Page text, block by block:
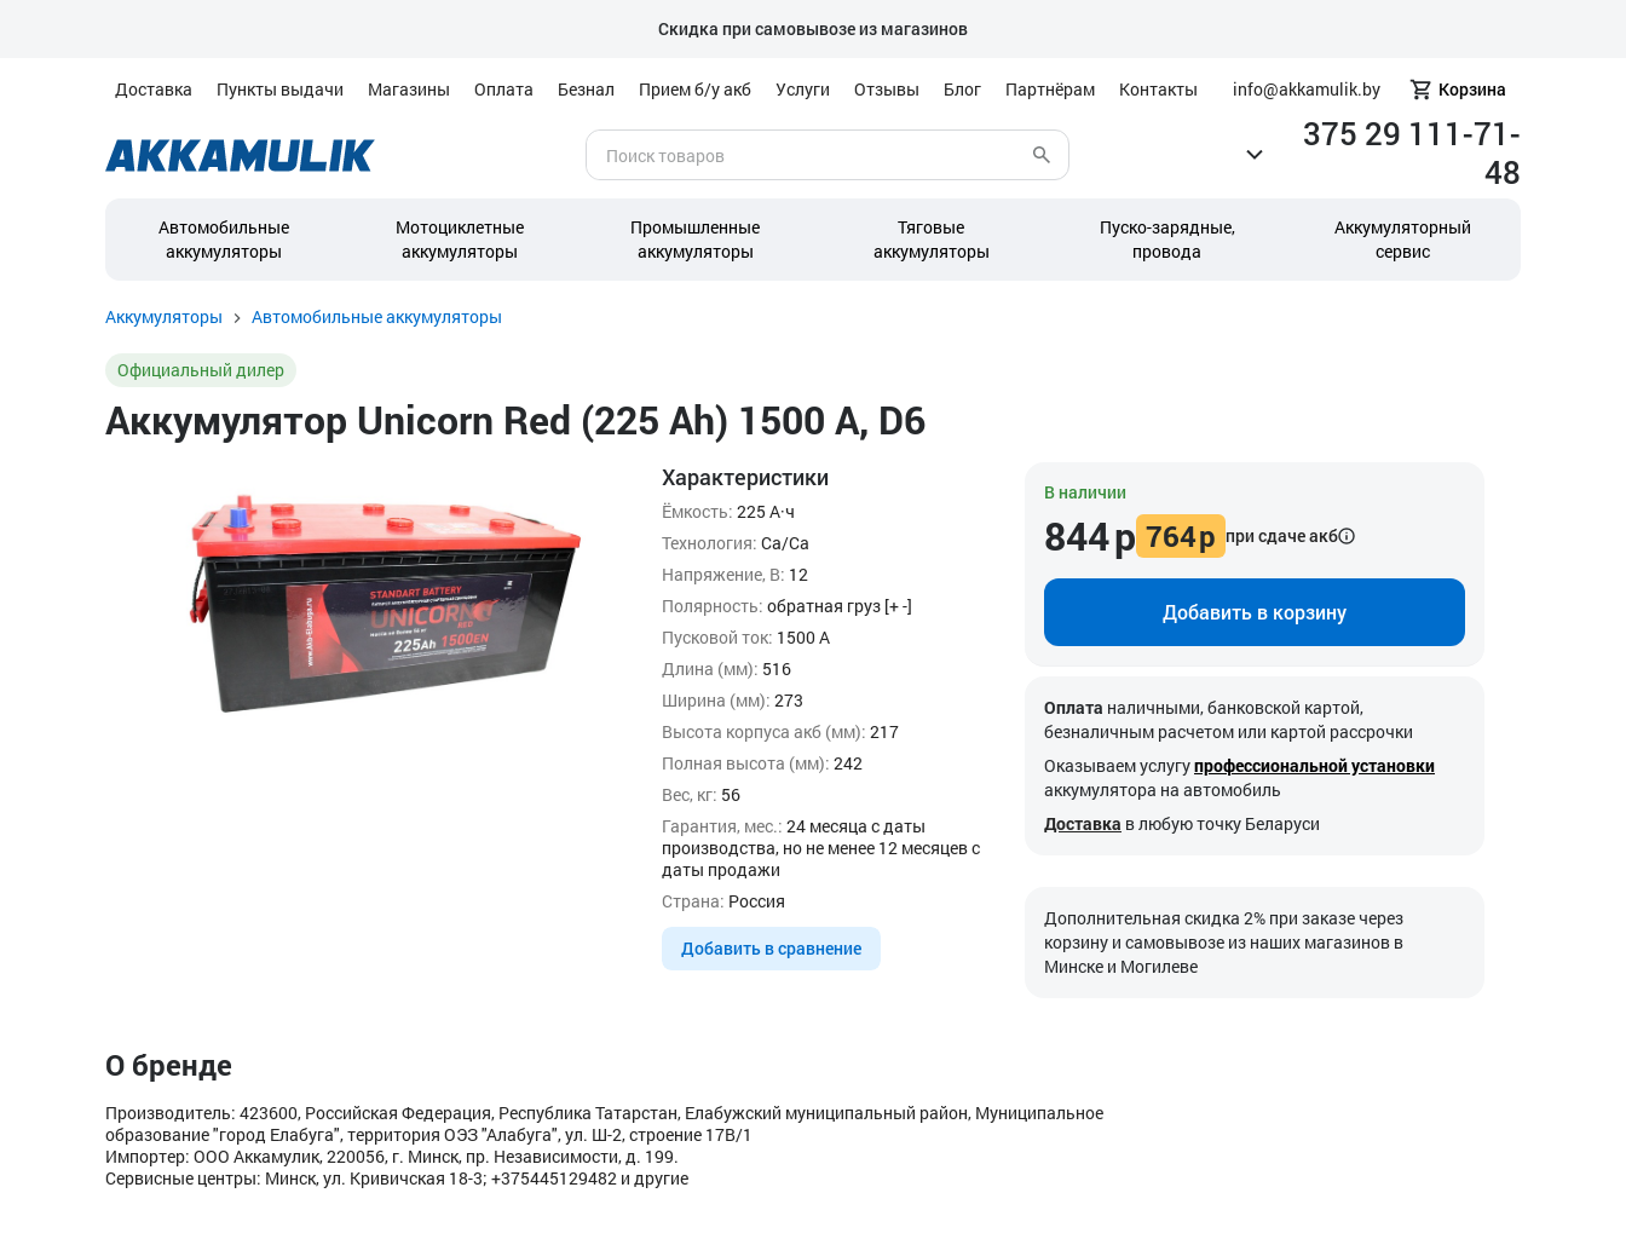
Скидка при самовывозе из магазинов
Доставка Пункты выдачи Магазины Оплата Безнал Прием б/у акб Услуги Отзывы Блог Партнёрам Контакты info@akkamulik.by Корзина
375 29 111-71-
48
Автомобильные
аккумуляторы
Мотоциклетные
аккумуляторы
Промышленные
аккумуляторы
Тяговые
аккумуляторы
Пуско-зарядные,
провода
Аккумуляторный
сервис
Аккумуляторы Автомобильные аккумуляторы
Официальный дилер
Аккумулятор Unicorn Red (225 Ah) 1500 А, D6
Характеристики
Ёмкость: 225 А·ч
Технология: Ca/Ca
Напряжение, В: 12
Полярность: обратная груз [+ -]
Пусковой ток: 1500 А
Длина (мм): 516
Ширина (мм): 273
Высота корпуса акб (мм): 217
Полная высота (мм): 242
Вес, кг: 56
Гарантия, мес.: 24 месяца с даты
производства, но не менее 12 месяцев с
даты продажи
Страна: Россия
Добавить в сравнение
В наличии
844р 764р при сдаче акб
Добавить в корзину
Оплата наличными, банковской картой,
безналичным расчетом или картой рассрочки
Оказываем услугупрофессиональной установки
аккумулятора на автомобиль
Доставка в любую точку Беларуси
Дополнительная скидка 2% при заказе через
корзину и самовывозе из наших магазинов в
Минске и Могилеве
О бренде
Производитель: 423600, Российская Федерация, Республика Татарстан, Елабужский муниципальный район, Муниципальное
образование "город Елабуга", территория ОЭЗ "Алабуга", ул. Ш-2, строение 17В/1
Импортер: ООО Аккамулик, 220056, г. Минск, пр. Независимости, д. 199.
Сервисные центры: Минск, ул. Кривичская 18-3; +375445129482 и другие